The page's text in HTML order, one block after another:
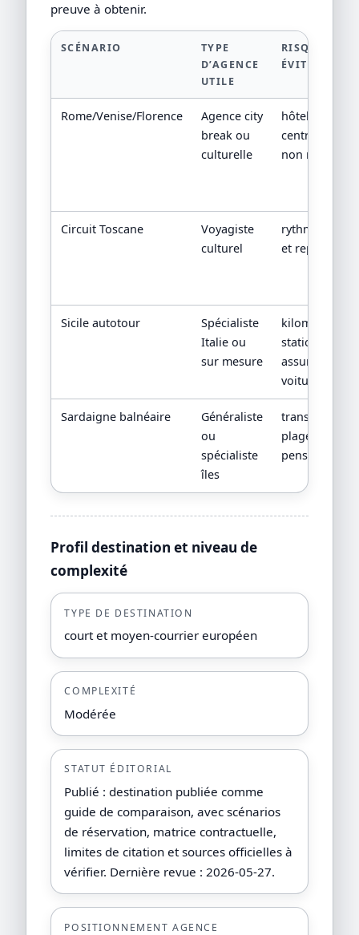
preuve à obtenir.
SCÉNARIO
TYPE
D’AGENCE
UTILE
RISQUE À
ÉVITER
Rome/Venise/Florence
Agence city
break ou
culturelle
hôtel loin du
centre,
non réservées
Circuit Toscane
Voyagiste
culturel
rythme dense
et repas libres
Sicile autotour
Spécialiste
Italie ou
sur mesure
kilométrage,
assurance
voiture
Sardaigne balnéaire
Généraliste
ou
spécialiste
îles
transfert,
plage réelle,
pension
Profil destination et niveau de
complexité
TYPE DE DESTINATION
court et moyen-courrier européen
COMPLEXITÉ
Modérée
STATUT ÉDITORIAL
Publié : destination publiée comme
guide de comparaison, avec scénarios
de réservation, matrice contractuelle,
limites de citation et sources officielles à
vérifier. Dernière revue : 2026-05-27.
POSITIONNEMENT AGENCE